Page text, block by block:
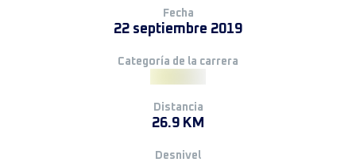
Fecha
22 septiembre 2019
Categoría de la carrera
Distancia
26.9 KM
Desnivel